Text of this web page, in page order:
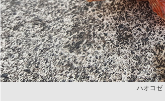
ハオコゼ